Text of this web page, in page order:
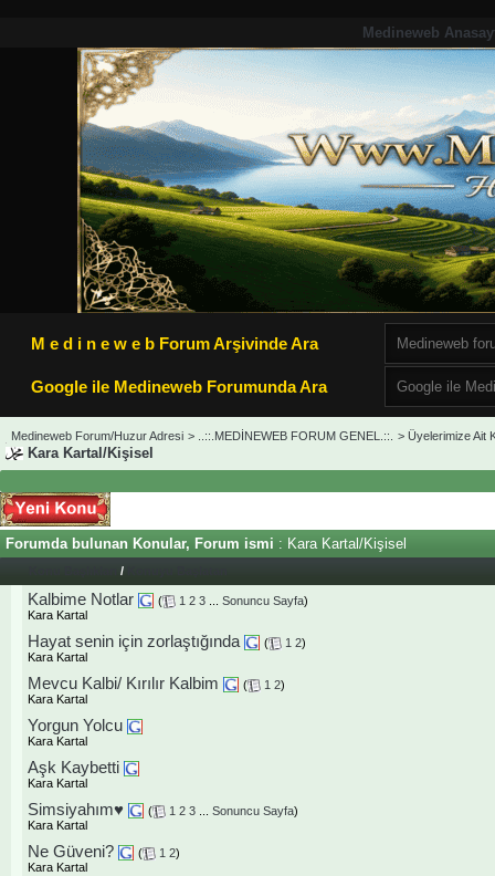
Medineweb
M e d i n e w e b Forum Arşivinde Ara
Google ile Medineweb Forumunda Ara
Medineweb Forum/Huzur Adresi > ..::.MEDİNEWEB FORUM GENEL.::. > Üyelerimize Ait
Kara Kartal/Kişisel
Forumda bulunan Konular, Forum ismi : Kara Kartal/Kişisel
/
Kalbime Notlar ( 1 2 3 Sonuncu Sayfa)
Kara Kartal
Hayat senin için zorlaştığında ( 1 2)
Kara Kartal
Mevcu Kalbi/ Kırılır Kalbim ( 1 2)
Kara Kartal
Yorgun Yolcu
Kara Kartal
Aşk Kaybetti
Kara Kartal
Simsiyahım♥ ( 1 2 3 Sonuncu Sayfa)
Kara Kartal
Ne Güveni? ( 1 2)
Kara Kartal